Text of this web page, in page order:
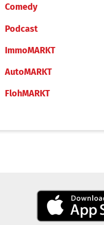
Comedy
Podcast
ImmoMARKT
AutoMARKT
FlohMARKT